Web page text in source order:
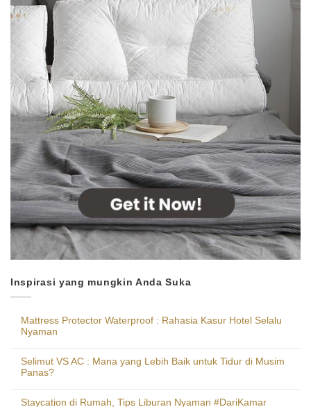
Inspirasi yang mungkin Anda Suka
Mattress Protector Waterproof : Rahasia Kasur Hotel Selalu
Nyaman
Selimut VS AC : Mana yang Lebih Baik untuk Tidur di Musim
Panas?
Staycation di Rumah, Tips Liburan Nyaman #DariKamar